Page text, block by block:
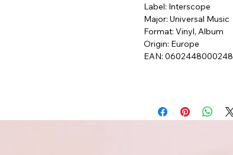
Label: Interscope
Major: Universal Music
Format: Vinyl, Album
Origin: Europe
EAN: 0602448000248